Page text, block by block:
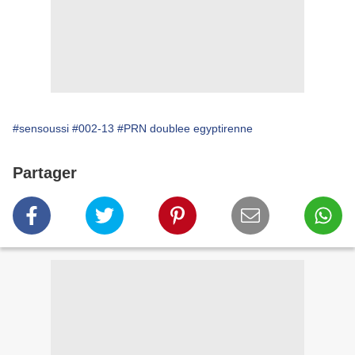
#sensoussi #002-13 #PRN doublee egyptirenne
Partager